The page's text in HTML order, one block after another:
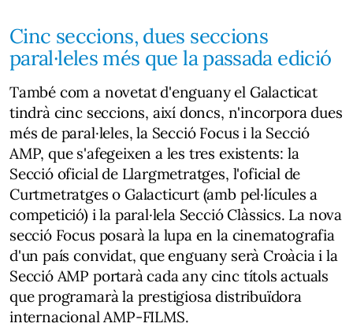
Cinc seccions, dues seccions
paral·leles més que la passada edició
També com a novetat d'enguany el Galacticat
tindrà cinc seccions, així doncs, n'incorpora dues
més de paral·leles, la Secció Focus i la Secció
AMP, que s'afegeixen a les tres existents: la
Secció oficial de Llargmetratges, l'oficial de
Curtmetratges o Galacticurt (amb pel·lícules a
competició) i la paral·lela Secció Clàssics. La nova
secció Focus posarà la lupa en la cinematografia
d'un país convidat, que enguany serà Croàcia i la
Secció AMP portarà cada any cinc títols actuals
que programarà la prestigiosa distribuïdora
internacional AMP-FILMS.